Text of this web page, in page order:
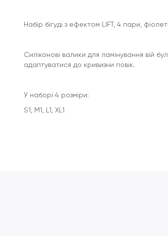
Набір бігуді з ефектом LIFT, 4 пари,
Силіконові валики для ламінування вій
адаптуватися до кривизни повік.
У наборі 4 розміри:
S1, М1, L1, ХL1